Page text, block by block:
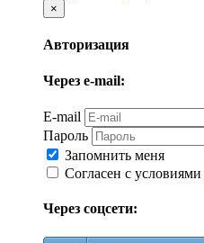
×
Авторизация
Через e-mail:
E-mail
Пароль
Запомнить меня
Согласен с условиями
Через соцсети: